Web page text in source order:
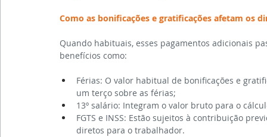
Como as bonificações e gratificações afetam os
Quando habituais, esses pagamentos adicionais
benefícios como:
Férias: O valor habitual de bonificações e
um terço sobre as férias;
13º salário: Integram o valor bruto para o
FGTS e INSS: Estão sujeitos à contribuição
diretos para o trabalhador.